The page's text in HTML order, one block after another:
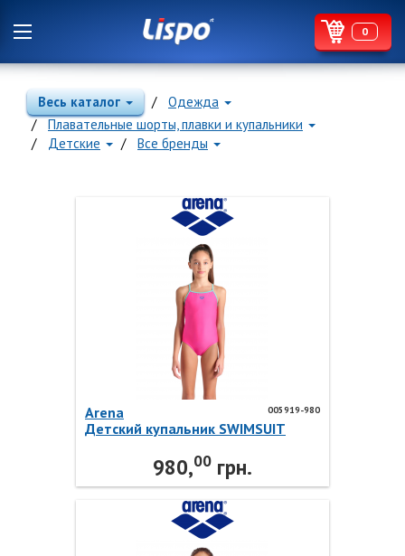
0
Весь каталог
Одежда
Плавательные шорты, плавки и купальники
Детские
Все бренды
005919-980
Arena
Детский купальник SWIMSUIT
980,00 грн.